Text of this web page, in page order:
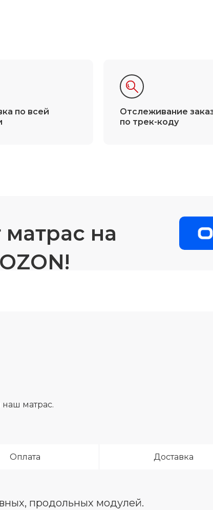
по всей
Отслеживание
по трек-коду
матрас на
OZON!
наш матрас.
Оплата Доставка
продольных модулей.